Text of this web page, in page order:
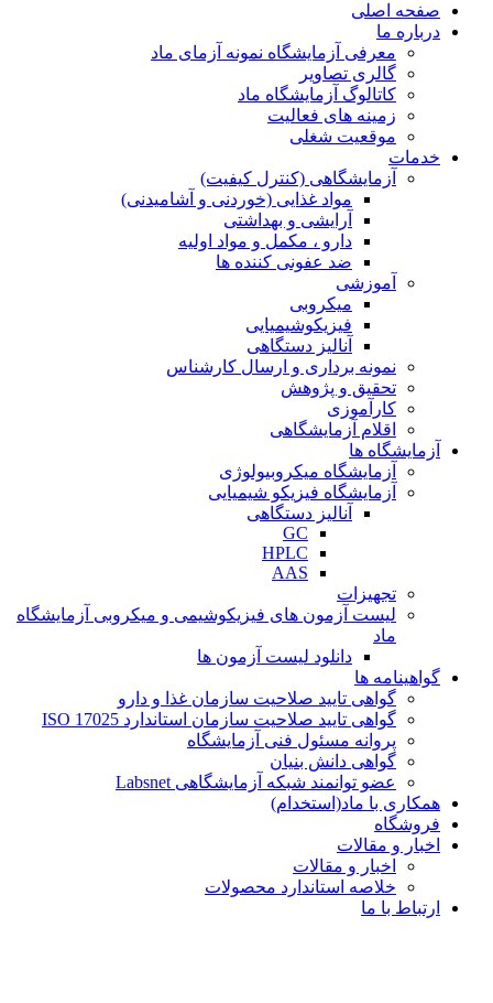
صفحه اصلی
درباره ما
معرفی آزمایشگاه نمونه آزمای ماد
گالری تصاویر
کاتالوگ آزمایشگاه ماد
زمینه های فعالیت
موقعیت شغلی
خدمات
آزمایشگاهی (کنترل کیفیت)
مواد غذایی (خوردنی و آشامیدنی)
آرایشی و بهداشتی
دارو ، مکمل و مواد اولیه
ضد عفونی کننده ها
آموزشی
میکروبی
فیزیکوشیمیایی
آنالیز دستگاهی
نمونه برداری و ارسال کارشناس
تحقیق و پژوهش
کارآموزی
اقلام آزمایشگاهی
آزمایشگاه ها
آزمایشگاه میکروبیولوژی
آزمایشگاه فیزیکو شیمیایی
آنالیز دستگاهی
GC
HPLC
AAS
تجهیزات
لیست آزمون های فیزیکوشیمی و میکروبی آزمایشگاه
ماد
دانلود لیست آزمون ها
گواهینامه ها
گواهی تایید صلاحیت سازمان غذا و دارو
گواهی تایید صلاحیت سازمان استاندارد ISO 17025
پروانه مسئول فنی آزمایشگاه
گواهی دانش بنیان
عضو توانمند شبکه آزمایشگاهی Labsnet
همکاری با ماد(استخدام)
فروشگاه
اخبار و مقالات
اخبار و مقالات
خلاصه استاندارد محصولات
ارتباط با ما